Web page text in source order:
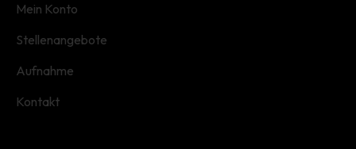
Mein Konto
Stellenangebote
Aufnahme
Kontakt